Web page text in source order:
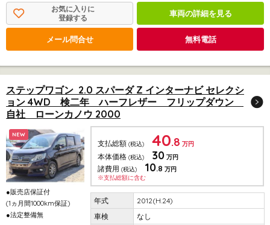
お気に入りに
登録する
車両の詳細を見る
メール問合せ 無料電話
ステップワゴン 2.0 スパーダ Z インターナビ セレクシ
ョン 4WD 検二年 ハーフレザー フリップダウン
自社 ローンカノウ 2000
NEW
●販売店保証付
(1ヵ月間1000km保証)
●法定整備無
支払総額 (税込) 40.8 万円
本体価格 (税込) 30 万円
諸費用 (税込) 10.8 万円
※支払総額に含む
2012(H.24)
なし